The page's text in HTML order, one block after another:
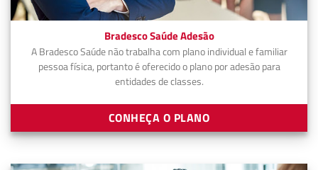
Bradesco Saúde Adesão
A Bradesco Saúde não trabalha com plano individual e familiar
pessoa física, portanto é oferecido o plano por adesão para
entidades de classes.
CONHEÇA O PLANO